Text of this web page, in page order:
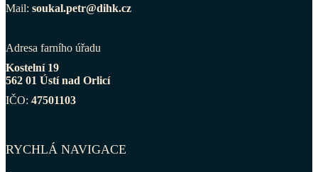
Mail: soukal.petr@dihk.cz
Adresa farního úřadu
Kostelní 19
562 01 Ústí nad Orlicí
IČO: 47501103
RYCHLÁ NAVIGACE